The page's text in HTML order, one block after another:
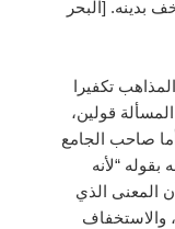
بدينه. [البحر
تكفيرا
قولين،
صاحب الجامع
“لأنه
المعنى الذي
والاستخفاف